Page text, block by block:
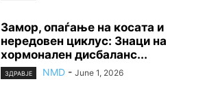
Замор, опаѓање на косата и
нередовен циклус: Знаци на
хормонален дисбаланс...
ЗДРАВЈЕ NMD - June 1, 2026